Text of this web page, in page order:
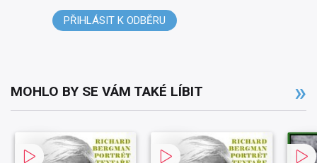
PŘIHLÁSIT K ODBĚRU
MOHLO BY SE VÁM TAKÉ LÍBIT